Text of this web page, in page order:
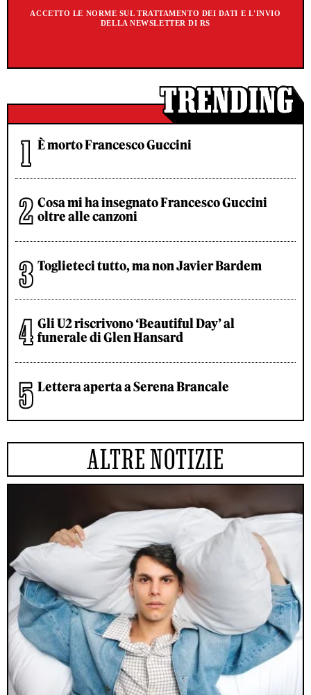
ACCETTO LE NORME SUL TRATTAMENTO DEI DATI E L'INVIO
DELLA NEWSLETTER DI RS
È morto Francesco Guccini
Cosa mi ha insegnato Francesco Guccini
oltre alle canzoni
Toglieteci tutto, ma non Javier Bardem
Gli U2 riscrivono ‘Beautiful Day’ al
funerale di Glen Hansard
Lettera aperta a Serena Brancale
ALTRE NOTIZIE